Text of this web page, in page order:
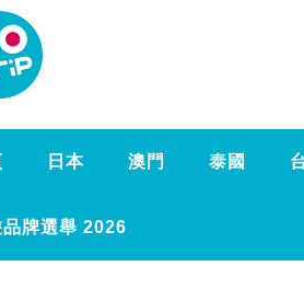
日本 澳門 泰國
品牌選舉 2026